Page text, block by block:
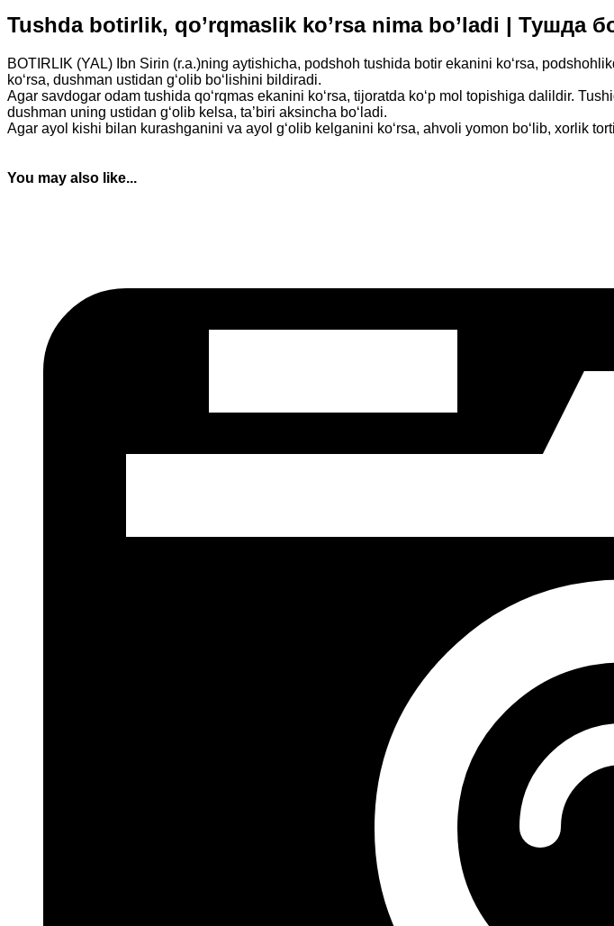
Tushda botirlik, qo’rqmaslik ko’rsa nima bo’ladi | Тушда
BOTIRLIK (YAL) Ibn Sirin (r.a.)ning aytishicha, podshoh tushida botir ekanini ko‘rsa,
ko‘rsa, dushman ustidan g‘olib bo‘lishini bildiradi.
Agar savdogar odam tushida qo‘rqmas ekanini ko‘rsa, tijoratda ko‘p mol topishiga dalildir.
dushman uning ustidan g‘olib kelsa, ta’biri aksincha bo‘ladi.
Agar ayol kishi bilan kurashganini va ayol g‘olib kelganini ko‘rsa, ahvoli yomon bo‘lib, xorlik
You may also like...